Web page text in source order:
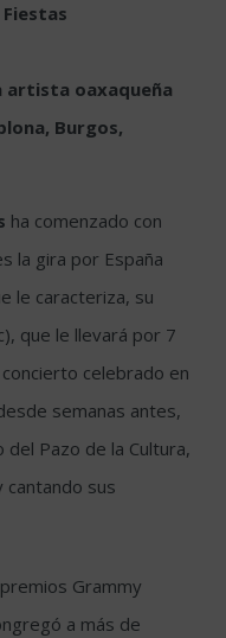
artista oaxaqueña
Burgos,
ha comenzado con
la gira por España
le caracteriza, su
que le llevará por 7
celebrado en
semanas antes,
Pazo de la Cultura,
cantando sus
Grammy
a más de